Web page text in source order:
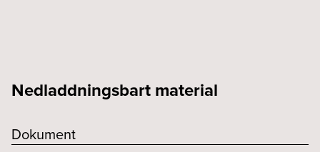
Nedladdningsbart material
Dokument